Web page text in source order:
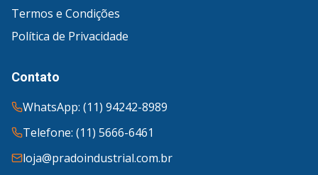
Termos e Condições
Política de Privacidade
Contato
WhatsApp: (11) 94242-8989
Telefone: (11) 5666-6461
loja@pradoindustrial.com.br